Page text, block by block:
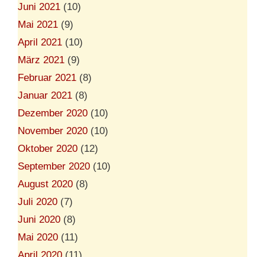
Juni 2021 (10)
Mai 2021 (9)
April 2021 (10)
März 2021 (9)
Februar 2021 (8)
Januar 2021 (8)
Dezember 2020 (10)
November 2020 (10)
Oktober 2020 (12)
September 2020 (10)
August 2020 (8)
Juli 2020 (7)
Juni 2020 (8)
Mai 2020 (11)